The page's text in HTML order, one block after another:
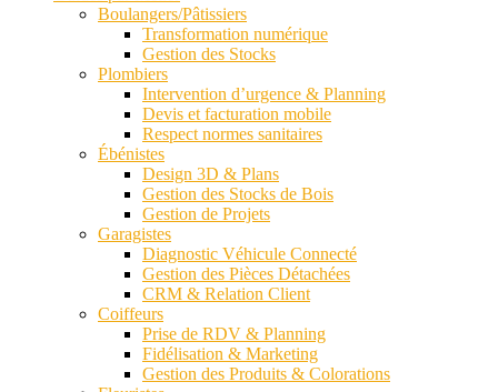
Boulangers/Pâtissiers
Transformation numérique
Gestion des Stocks
Plombiers
Intervention d’urgence & Planning
Devis et facturation mobile
Respect normes sanitaires
Ébénistes
Design 3D & Plans
Gestion des Stocks de Bois
Gestion de Projets
Garagistes
Diagnostic Véhicule Connecté
Gestion des Pièces Détachées
CRM & Relation Client
Coiffeurs
Prise de RDV & Planning
Fidélisation & Marketing
Gestion des Produits & Colorations